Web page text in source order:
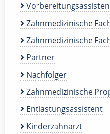
Zahnmedizinische
Zahnmedizinische
Partner
Nachfolger
Zahnmedizinische
Entlastungsassistent
Kinderzahnarzt